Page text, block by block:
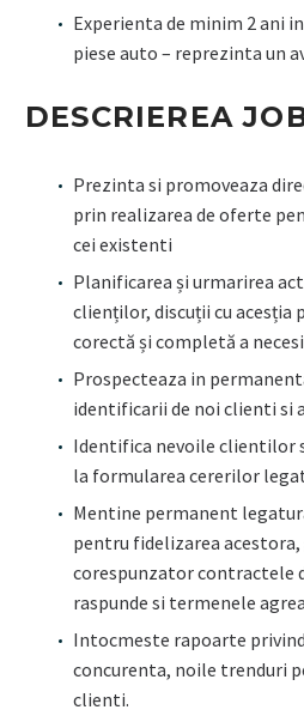
Experienta de minim 2 ani
piese auto – reprezinta un
DESCRIEREA
Prezinta si promoveaza
prin realizarea de oferte
cei existenti
Planificarea și urmarirea
clienților, discuții cu acesția
corectă și completă a
Prospecteaza in
identificarii de noi clienti si
Identifica nevoile clientilor
la formularea cererilor
Mentine permanent
pentru fidelizarea
corespunzator contractele
raspunde si termenele
Intocmeste rapoarte
concurenta, noile trenduri
clienti.